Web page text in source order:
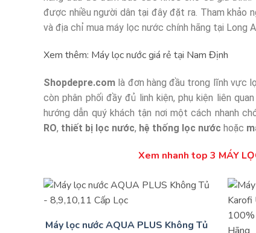
được nhiều người dân tại đây đặt ra. Tham
và địa chỉ mua máy lọc nước chính hãng tại Long
Xem thêm: Máy lọc nước giá rẻ tại Nam Định
Shopdepre.com là đơn hàng đầu trong lĩnh vực
còn phân phối đầy đủ linh kiện, phụ kiện liên
hướng dẫn quý khách tận nơi một cách nhanh
RO, thiết bị lọc nước, hệ thống lọc nước hoặc
Xem nhanh top 3 MÁY
Máy lọc nước AQUA PLUS Không Tủ